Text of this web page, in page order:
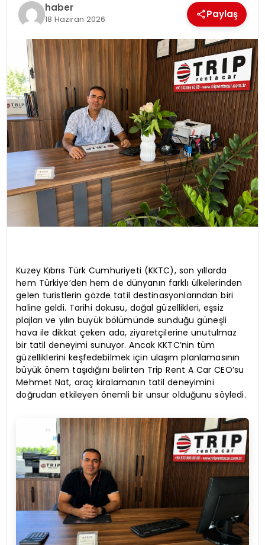
haber
18 Haziran 2026 Paylaş
Kuzey Kıbrıs Türk Cumhuriyeti (KKTC), son yıllarda
hem Türkiye’den hem de dünyanın farklı ülkelerinden
gelen turistlerin gözde tatil destinasyonlarından biri
haline geldi. Tarihi dokusu, doğal güzellikleri, eşsiz
plajları ve yılın büyük bölümünde sunduğu güneşli
hava ile dikkat çeken ada, ziyaretçilerine unutulmaz
bir tatil deneyimi sunuyor. Ancak KKTC’nin tüm
güzelliklerini keşfedebilmek için ulaşım planlamasının
büyük önem taşıdığını belirten Trip Rent A Car CEO’su
Mehmet Nat, araç kiralamanın tatil deneyimini
doğrudan etkileyen önemli bir unsur olduğunu söyledi.